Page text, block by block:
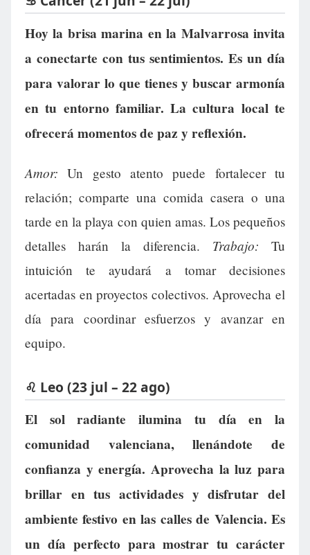
Hoy la brisa marina en la Malvarrosa invita
a conectarte con tus sentimientos. Es un día
para valorar lo que tienes y buscar armonía
en tu entorno familiar. La cultura local te
ofrecerá momentos de paz y reflexión.
Amor: Un gesto atento puede fortalecer tu
relación; comparte una comida casera o una
tarde en la playa con quien amas. Los pequeños
detalles harán la diferencia. Trabajo: Tu
intuición te ayudará a tomar decisiones
acertadas en proyectos colectivos. Aprovecha el
día para coordinar esfuerzos y avanzar en
equipo.
♌ Leo (23 jul – 22 ago)
El sol radiante ilumina tu día en la
comunidad valenciana, llenándote de
confianza y energía. Aprovecha la luz para
brillar en tus actividades y disfrutar del
ambiente festivo en las calles de Valencia. Es
un día perfecto para mostrar tu carácter